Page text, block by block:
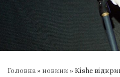
Головна»новини »Kishe